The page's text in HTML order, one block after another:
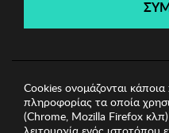
Cookies ονομάζονται
πληροφορίας τα οποία
(Chrome, Mozilla Firefox